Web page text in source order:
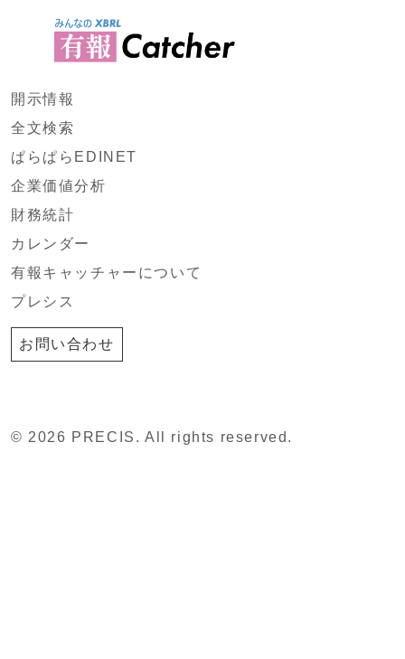
開示情報
全文検索
ぱらぱらEDINET
企業価値分析
財務統計
カレンダー
有報キャッチャーについて
プレシス
お問い合わせ
© 2026 PRECIS. All rights reserved.